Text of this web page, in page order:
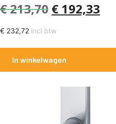
€213,70 € 192,33
€ 232,72 incl btw
In winkelwagen